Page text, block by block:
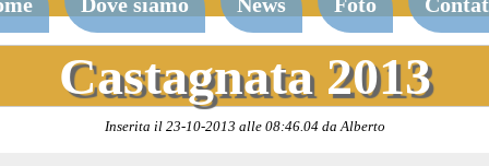
Castagnata 2013
Inserita il 23-10-2013 alle 08:46.04 da Alberto